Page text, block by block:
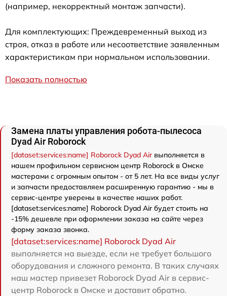
(например, некорректный монтаж запчасти).
Для комплектующих: Преждевременный выход из
строя, отказ в работе или несоответствие заявленным
характеристикам при нормальном использовании.
Показать полностью
Замена платы управления робота-пылесоса
Dyad Air Roborock
[dataset:services:name] Roborock Dyad Airвыполняется в
нашем профильном сервисном центр Roborock в Омске
мастерами с огромным опытом - от 5 лет. На все виды услуг
и запчасти предоставляем расширенную гарантию - мы в
сервис-центре уверены в качестве наших работ.
[dataset:services:name] Roborock Dyad Air будет стоить на
-15% дешевле при оформлении заказа на сайте через
форму заказа звонка.
[dataset:services:name] Roborock Dyad Air
выполняется на выезде, если не требует большого
оборудования и сложного ремонта. В таких случаях
наш мастер привезет Roborock Dyad Air в сервис-
центр Roborock в Омске и доставит обратно.